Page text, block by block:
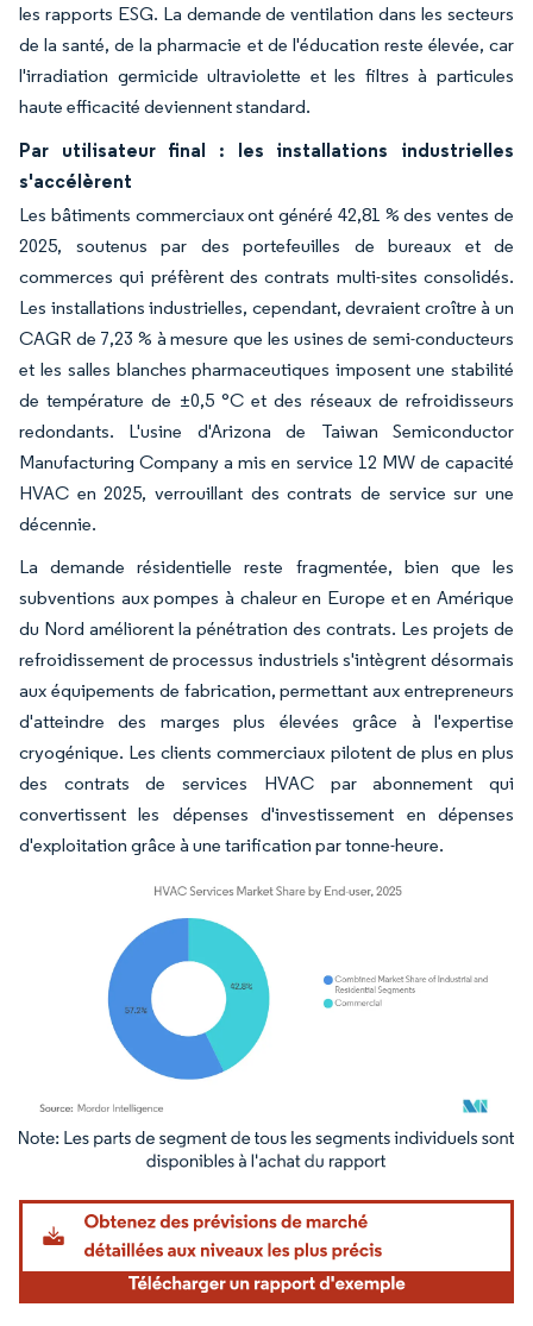
les rapports ESG. La demande de ventilation dans les secteurs
de la santé, de la pharmacie et de l'éducation reste élevée, car
l'irradiation germicide ultraviolette et les filtres à particules
haute efficacité deviennent standard.
Par utilisateur final : les installations industrielles
s'accélèrent
Les bâtiments commerciaux ont généré 42,81 % des ventes de
2025, soutenus par des portefeuilles de bureaux et de
commerces qui préfèrent des contrats multi-sites consolidés.
Les installations industrielles, cependant, devraient croître à un
CAGR de 7,23 % à mesure que les usines de semi-conducteurs
et les salles blanches pharmaceutiques imposent une stabilité
de température de ±0,5 °C et des réseaux de refroidisseurs
redondants. L'usine d'Arizona de Taiwan Semiconductor
Manufacturing Company a mis en service 12 MW de capacité
HVAC en 2025, verrouillant des contrats de service sur une
décennie.
La demande résidentielle reste fragmentée, bien que les
subventions aux pompes à chaleur en Europe et en Amérique
du Nord améliorent la pénétration des contrats. Les projets de
refroidissement de processus industriels s'intègrent désormais
aux équipements de fabrication, permettant aux entrepreneurs
d'atteindre des marges plus élevées grâce à l'expertise
cryogénique. Les clients commerciaux pilotent de plus en plus
des contrats de services HVAC par abonnement qui
convertissent les dépenses d'investissement en dépenses
d'exploitation grâce à une tarification par tonne-heure.
Image © Mordor Intelligence. La réutilisation nécessite une attribution sous CC BY